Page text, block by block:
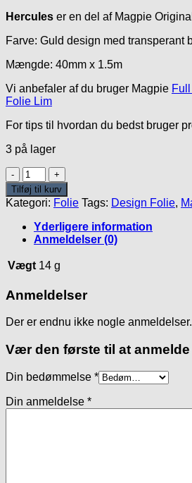
pris
50.00kr..
pris
20.00kr..
Hercules er en del af Magpie
Farve: Guld design med transperant
Mængde: 40mm x 1.5m
Vi anbefaler af du bruger Magpie
Folie Lim
For tips til hvordan du bedst bruger
3 på lager
Hercules
Folie
antal
Tilføj til kurv
Kategori: Folie Tags: Design Folie,
Yderligere information
Anmeldelser (0)
Vægt 14 g
Anmeldelser
Der er endnu ikke nogle anmeldelser.
Vær den første til at anmelde
Din bedømmelse *
Din anmeldelse *